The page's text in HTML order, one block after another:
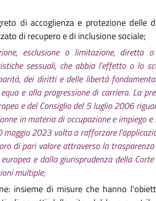
di accoglienza e protezione
di recupero e di inclusione sociale;
esclusione o limitazione, diretta
sessuali, che abbia l’effetto o lo
dei diritti e delle libertà
e alla progressione di carriera. La
e del Consiglio del 5 luglio 2006
in materia di occupazione e impiego
maggio 2023 volta a rafforzare
di pari valore attraverso la
e dalla giurisprudenza della
multiple;
insieme di misure che hanno